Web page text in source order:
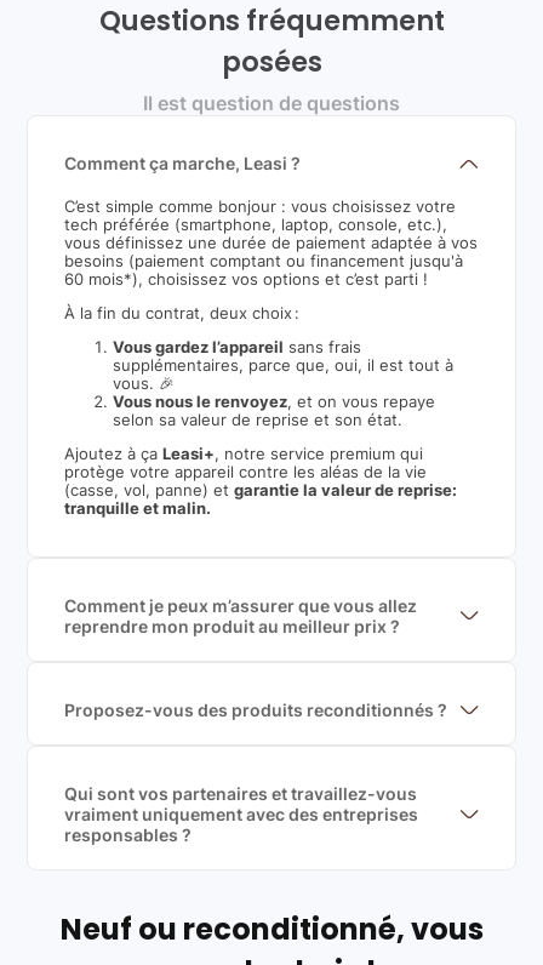
Questions fréquemment
posées
Il est question de questions
Comment ça marche, Leasi ?
C’est simple comme bonjour : vous choisissez votre
tech préférée (smartphone, laptop, console, etc.),
vous définissez une durée de paiement adaptée à vos
besoins (paiement comptant ou financement jusqu'à
60 mois*), choisissez vos options et c’est parti !
À la fin du contrat, deux choix :
Vous gardez l’appareil sans frais
supplémentaires, parce que, oui, il est tout à
vous. 🎉
Vous nous le renvoyez, et on vous repaye
selon sa valeur de reprise et son état.
Ajoutez à çaLeasi+, notre service premium qui
protège votre appareil contre les aléas de la vie
(casse, vol, panne) etgarantie la valeur de reprise:
tranquille et malin.
Comment je peux m’assurer que vous allez
reprendre mon produit au meilleur prix ?
garantir le meilleur prix de rachat. De plus, nous
sommes rémunéré à la commission sur la valeur de
Proposez-vous des produits reconditionnés ?
produits officiels de grandes marques et du
reconditionné de haute qualité
Qui sont vos partenaires et travaillez-vous
vraiment uniquement avec des entreprises
responsables ?
Labels environnementaux & qualité de nos partenaires
Neuf ou reconditionné, vous